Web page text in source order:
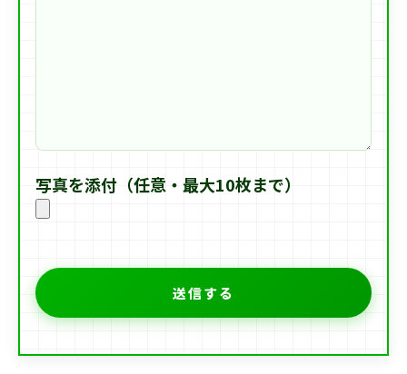
写真を添付（任意・最大10枚まで）